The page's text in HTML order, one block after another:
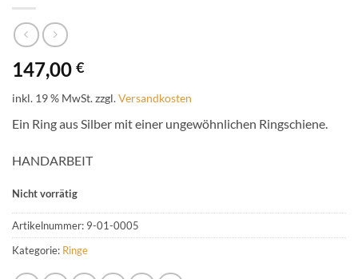
147,00 €
inkl. 19 % MwSt.zzgl.Versandkosten
Ein Ring aus Silber mit einer ungewöhnlichen Ringschiene.
HANDARBEIT
Nicht vorrätig
Artikelnummer: 9-01-0005
Kategorie: Ringe